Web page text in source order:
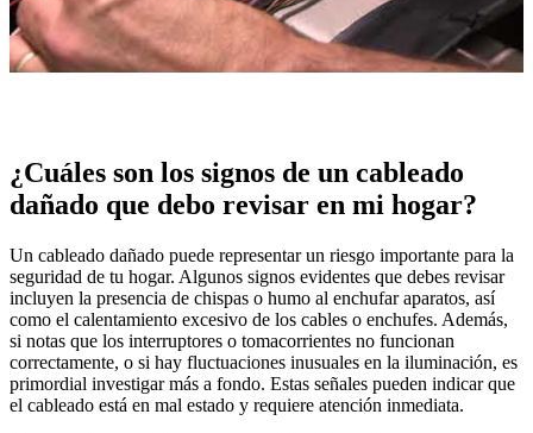
¿Cuáles son los signos de un cableado
dañado que debo revisar en mi hogar?
Un cableado dañado puede representar un riesgo importante para la
seguridad de tu hogar. Algunos signos evidentes que debes revisar
incluyen la presencia de chispas o humo al enchufar aparatos, así
como el calentamiento excesivo de los cables o enchufes. Además,
si notas que los interruptores o tomacorrientes no funcionan
correctamente, o si hay fluctuaciones inusuales en la iluminación, es
primordial investigar más a fondo. Estas señales pueden indicar que
el cableado está en mal estado y requiere atención inmediata.